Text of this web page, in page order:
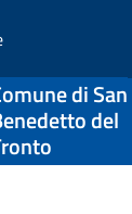
di San
del